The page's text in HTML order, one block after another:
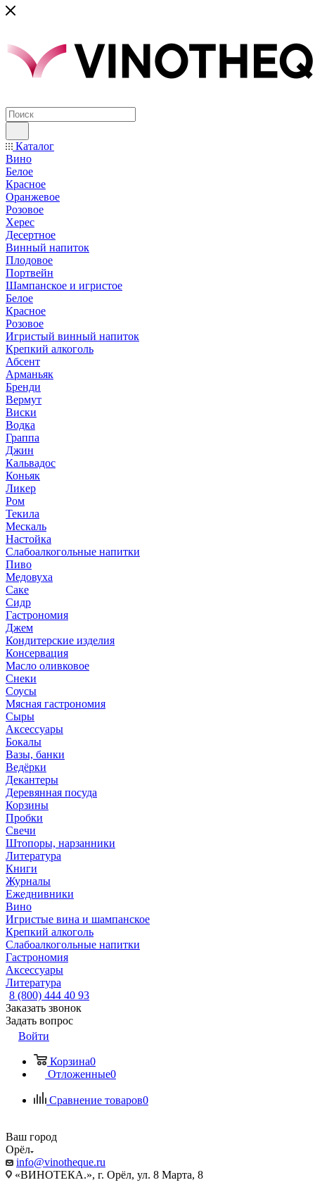
Каталог
Вино
Белое
Красное
Оранжевое
Розовое
Херес
Десертное
Винный напиток
Плодовое
Портвейн
Шампанское и игристое
Белое
Красное
Розовое
Игристый винный напиток
Крепкий алкоголь
Абсент
Арманьяк
Бренди
Вермут
Виски
Водка
Граппа
Джин
Кальвадос
Коньяк
Ликер
Ром
Текила
Мескаль
Настойка
Слабоалкогольные напитки
Пиво
Медовуха
Саке
Сидр
Гастрономия
Джем
Кондитерские изделия
Консервация
Масло оливковое
Снеки
Соусы
Мясная гастрономия
Сыры
Аксессуары
Бокалы
Вазы, банки
Ведёрки
Декантеры
Деревянная посуда
Корзины
Пробки
Свечи
Штопоры, нарзанники
Литература
Книги
Журналы
Ежеднивники
Вино
Игристые вина и шампанское
Крепкий алкоголь
Слабоалкогольные напитки
Гастрономия
Аксессуары
Литература
8 (800) 444 40 93
Заказать звонок
Задать вопрос
Войти
Корзина0
Отложенные0
Сравнение товаров0
Ваш город
Орёл
info@vinotheque.ru
«ВИНОТЕКА.», г. Орёл, ул. 8 Марта, 8